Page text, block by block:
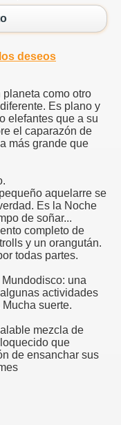
deseos
como otro
Es plano y
elefantes que a su
el caparazón de
más grande que
aquelarre se
Es la Noche
de soñar...
completo de
y un orangután.
todas partes.
una
actividades
suerte.
mezcla de
que
de ensanchar sus